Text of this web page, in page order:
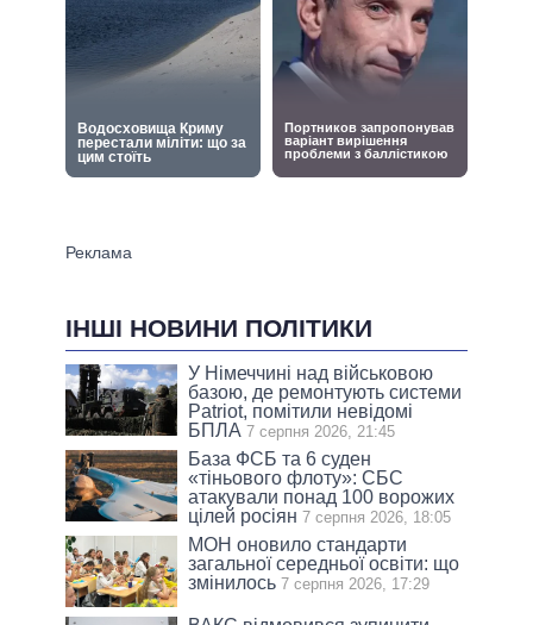
ІНШІ НОВИНИ ПОЛІТИКИ
У Німеччині над військовою
базою, де ремонтують системи
Patriot, помітили невідомі
БПЛА 7 серпня 2026, 21:45
База ФСБ та 6 суден
«тіньового флоту»: СБС
атакували понад 100 ворожих
цілей росіян 7 серпня 2026, 18:05
МОН оновило стандарти
загальної середньої освіти: що
змінилось 7 серпня 2026, 17:29